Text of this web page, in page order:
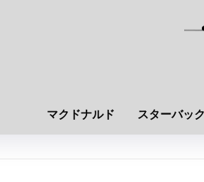
マクドナルド スターバッ